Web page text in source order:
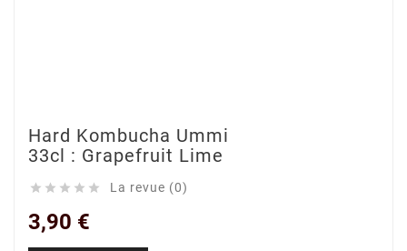
Hard Kombucha Ummi
33cl : Grapefruit Lime
     La revue (0)
3,90 €